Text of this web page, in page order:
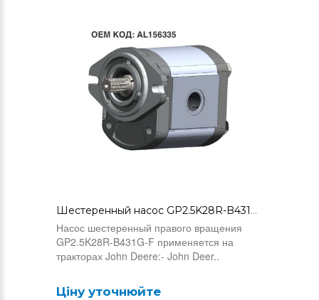
Шестеренный насос GP2.5K28R-B431G-F (AL156335)
Насос шестеренный правого вращения
GP2.5K28R-B431G-F применяется на
тракторах John Deere:- John Deer..
Ціну уточнюйте